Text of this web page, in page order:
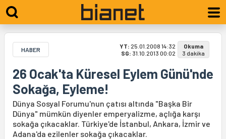
HABER YT: 25.01.2008 14:32
SG: 31.10.2013 00:02
Okuma
3 dakika
26 Ocak'ta Küresel Eylem Günü'nde
Sokağa, Eyleme!
Dünya Sosyal Forumu'nun çatısı altında "Başka Bir
Dünya" mümkün diyenler emperyalizme, açlığa karşı
sokağa çıkacaklar. Türkiye'de İstanbul, Ankara, İzmir ve
Adana'da ezilenler sokağa çıkacaklar.